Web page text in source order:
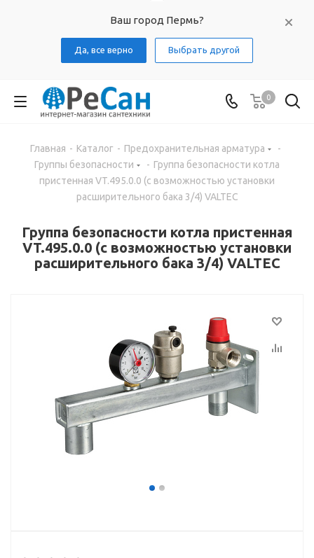
Ваш город Пермь?
Да, все верно Выбрать другой
0
Главная - Каталог - Предохранительная арматура
-
Группы безопасности
- Группа безопасности котла
пристенная VT.495.0.0 (с возможностью установки
расширительного бака 3/4) VALTEC
Группа безопасности котла пристенная
VT.495.0.0 (с возможностью установки
расширительного бака 3/4) VALTEC